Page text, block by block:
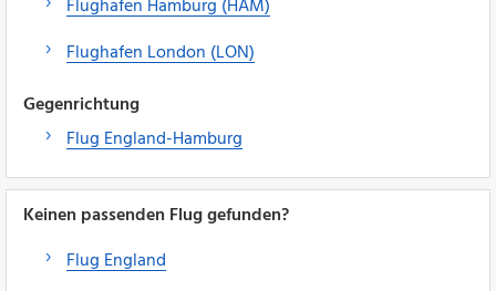
Flughafen Hamburg (HAM)
Flughafen London (LON)
Gegenrichtung
Flug England-Hamburg
Keinen passenden Flug gefunden?
Flug England